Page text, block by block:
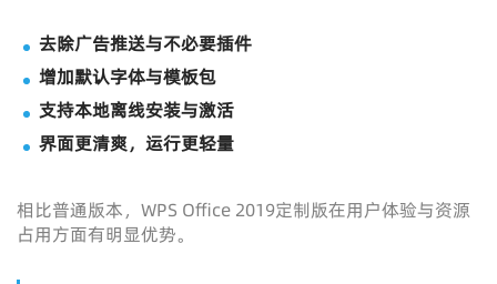
去除广告推送与不必要插件
增加默认字体与模板包
支持本地离线安装与激活
界面更清爽，运行更轻量
相比普通版本，WPS Office 2019定制版在用户体验与资源
占用方面有明显优势。